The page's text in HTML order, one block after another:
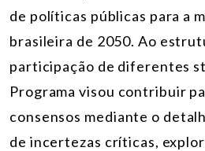
de políticas públicas para a
brasileira de 2050. Ao
participação de diferentes
Programa visou contribuir
consensos mediante o
de incertezas críticas,